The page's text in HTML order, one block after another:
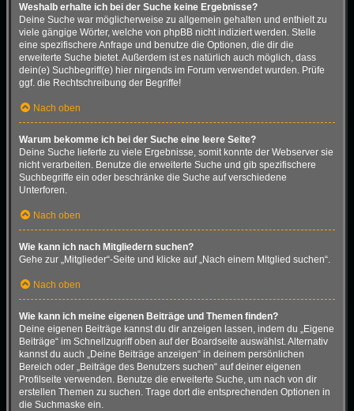
Weshalb erhalte ich bei der Suche keine Ergebnisse?
Deine Suche war möglicherweise zu allgemein gehalten und enthielt zu
viele gängige Wörter, welche von phpBB nicht indiziert werden. Stelle
eine spezifischere Anfrage und benutze die Optionen, die dir die
erweiterte Suche bietet. Außerdem ist es natürlich auch möglich, dass
dein(e) Suchbegriff(e) hier nirgends im Forum verwendet wurden. Prüfe
ggf. die Rechtschreibung der Begriffe!
Nach oben
Warum bekomme ich bei der Suche eine leere Seite?
Deine Suche lieferte zu viele Ergebnisse, somit konnte der Webserver sie
nicht verarbeiten. Benutze die erweiterte Suche und gib spezifischere
Suchbegriffe ein oder beschränke die Suche auf verschiedene
Unterforen.
Nach oben
Wie kann ich nach Mitgliedern suchen?
Gehe zur „Mitglieder“-Seite und klicke auf „Nach einem Mitglied suchen“.
Nach oben
Wie kann ich meine eigenen Beiträge und Themen finden?
Deine eigenen Beiträge kannst du dir anzeigen lassen, indem du „Eigene
Beiträge“ im Schnellzugriff oben auf der Boardseite auswählst. Alternativ
kannst du auch „Deine Beiträge anzeigen“ in deinem persönlichen
Bereich oder „Beiträge des Benutzers suchen“ auf deiner eigenen
Profilseite verwenden. Benutze die erweiterte Suche, um nach von dir
erstellen Themen zu suchen. Trage dort die entsprechenden Optionen in
die Suchmaske ein.